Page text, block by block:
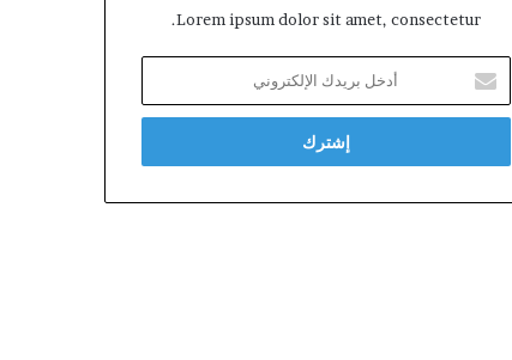
Lorem ipsum dolor sit amet, consectetur.
خ
ب